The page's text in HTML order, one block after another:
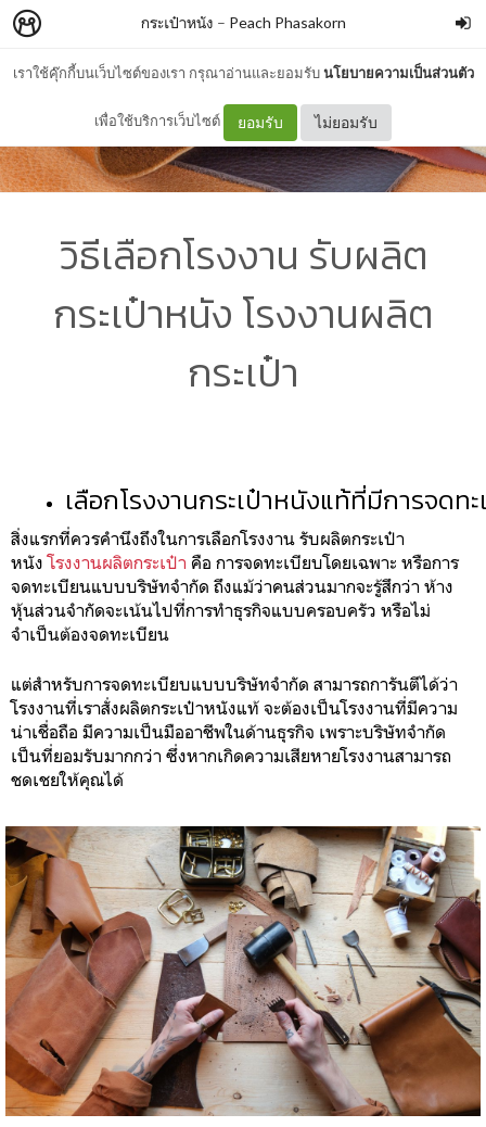
เราใช้คุ๊กกี้บนเว็บไซต์ของเรา กรุณาอ่านและยอมรับนโยบายความเป็นส่วนตัว
เพื่อใช้บริการเว็บไซต์ ยอมรับ ไม่ยอมรับ
กระเป๋าหนัง – Peach Phasakorn
วิธีเลือกโรงงาน รับผลิต
กระเป๋าหนัง โรงงานผลิต
กระเป๋า
เลือกโรงงานกระเป๋าหนังแท้ที่มีการจดท
สิ่งแรกที่ควรคำนึงถึงในการเลือกโรงงาน รับผลิตกระเป๋า
หนังโรงงานผลิตกระเป๋า คือ การจดทะเบียบโดยเฉพาะ หรือการ
จดทะเบียนแบบบริษัทจำกัด ถึงแม้ว่าคนส่วนมากจะรู้สึกว่า ห้าง
หุ้นส่วนจำกัดจะเน้นไปที่การทำธุรกิจแบบครอบครัว หรือไม่
จำเป็นต้องจดทะเบียน
แต่สำหรับการจดทะเบียบแบบบริษัทจำกัด สามารถการันตีได้ว่า
โรงงานที่เราสั่งผลิตกระเป๋าหนังแท้ จะต้องเป็นโรงงานที่มีความ
น่าเชื่อถือ มีความเป็นมืออาชีพในด้านธุรกิจ เพราะบริษัทจำกัด
เป็นที่ยอมรับมากกว่า ซึ่งหากเกิดความเสียหายโรงงานสามารถ
ชดเชยให้คุณได้